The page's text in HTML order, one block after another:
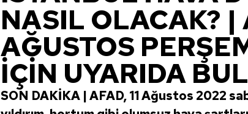
NASIL OLACAK? |
AĞUSTOS
İÇİN UYARIDA
SON DAKİKA | AFAD, 11 Ağustos 2022